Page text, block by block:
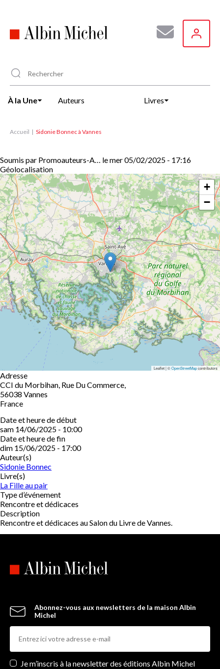
principal
À la Une Auteurs Livres
Accueil Sidonie Bonnec à Vannes
Soumis par Promoauteurs-A… lemer 05/02/2025 - 17:16
Géolocalisation
+
−
Leaflet | ©OpenStreetMapcontributors
Adresse
CCI du Morbihan, Rue Du Commerce,
56038 Vannes
France
Date et heure de début
sam 14/06/2025 - 10:00
Date et heure de fin
dim 15/06/2025 - 17:00
Auteur(s)
Sidonie Bonnec
Livre(s)
La Fille au pair
Type d’événement
Rencontre et dédicaces
Description
Rencontre et dédicaces au Salon du Livre de Vannes.
Abonnez-vous aux newsletters de la maison Albin
Michel
Newsletters
Je m’inscris à la newsletter des éditions Albin Michel